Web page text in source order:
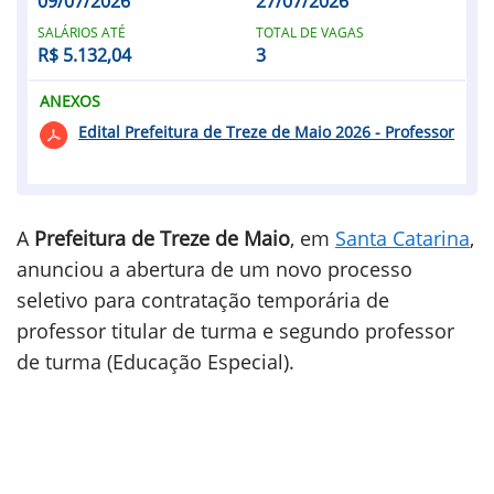
A Prefeitura de Treze de Maio, em Santa Catarina,
anunciou a abertura de um novo processo
seletivo para contratação temporária de
professor titular de turma e segundo professor
de turma (Educação Especial).
SALÁRIOS ATÉ
R$ 5.132,04
TOTAL DE VAGAS
3
ANEXOS
Edital Prefeitura de Treze de Maio 2026 - Professor